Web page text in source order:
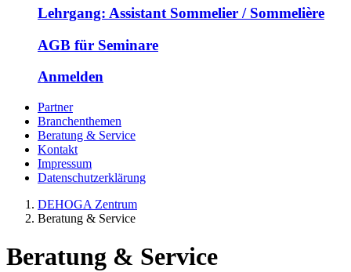
Lehrgang: Assistant Sommelier / Sommelière
AGB für Seminare
Anmelden
Partner
Branchenthemen
Beratung & Service
Kontakt
Impressum
Datenschutzerklärung
DEHOGA Zentrum
Beratung & Service
Beratung & Service